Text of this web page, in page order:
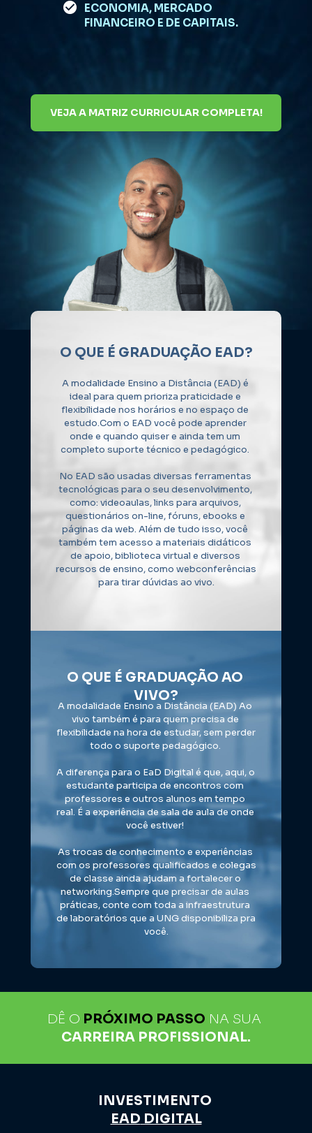
VEJA A MATRIZ CURRICULAR COMPLETA!
ECONOMIA, MERCADO
FINANCEIRO E DE CAPITAIS.
O QUE É GRADUAÇÃO EAD?
A modalidade Ensino a Distância (EAD) é
ideal para quem prioriza praticidade e
flexibilidade nos horários e no espaço de
estudo.Com o EAD você pode aprender
onde e quando quiser e ainda tem um
completo suporte técnico e pedagógico.
No EAD são usadas diversas ferramentas
tecnológicas para o seu desenvolvimento,
como: videoaulas, links para arquivos,
questionários on-line, fóruns, ebooks e
páginas da web. Além de tudo isso, você
também tem acesso a materiais didáticos
de apoio, biblioteca virtual e diversos
recursos de ensino, como webconferências
para tirar dúvidas ao vivo.
O QUE É GRADUAÇÃO AO
VIVO?
A modalidade Ensino a Distância (EAD) Ao
vivo também é para quem precisa de
flexibilidade na hora de estudar, sem perder
todo o suporte pedagógico.
A diferença para o EaD Digital é que, aqui, o
estudante participa de encontros com
professores e outros alunos em tempo
real. É a experiência de sala de aula de onde
você estiver!
As trocas de conhecimento e experiências
com os professores qualificados e colegas
de classe ainda ajudam a fortalecer o
networking.Sempre que precisar de aulas
práticas, conte com toda a infraestrutura
de laboratórios que a UNG disponibiliza pra
você.
DÊ O PRÓXIMO PASSO
CARREIRA PROFISSIONAL.
EAD DIGITAL